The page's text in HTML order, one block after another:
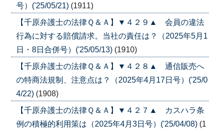
号）('25/05/21) (1911)
【千原弁護士の法律Ｑ＆Ａ】▼４２９▲ 会員の違法
行為に対する賠償請求。当社の責任は？（2025年5月1
日・8日合併号）('25/05/13) (1910)
【千原弁護士の法律Ｑ＆Ａ】▼４２８▲ 通信販売へ
の特商法規制、注意点は？（2025年4月17日号）('25/0
4/22) (1908)
【千原弁護士の法律Ｑ＆Ａ】▼４２７▲ カスハラ条
例の積極的利用策は（2025年4月3日号）('25/04/08) (1